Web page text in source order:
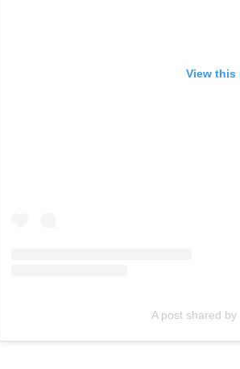
View this
A post shared